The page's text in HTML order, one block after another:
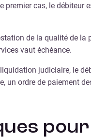
cas, le débiteur
de la qualité de
vaut échéance.
judiciaire, le
un ordre de paiement